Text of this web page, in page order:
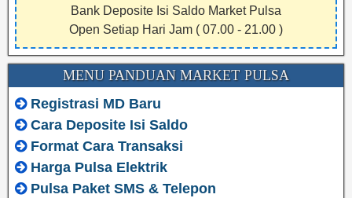
Bank Deposite Isi Saldo Market Pulsa
Open Setiap Hari Jam ( 07.00 - 21.00 )
MENU PANDUAN MARKET PULSA
Registrasi MD Baru
Cara Deposite Isi Saldo
Format Cara Transaksi
Harga Pulsa Elektrik
Pulsa Paket SMS & Telepon